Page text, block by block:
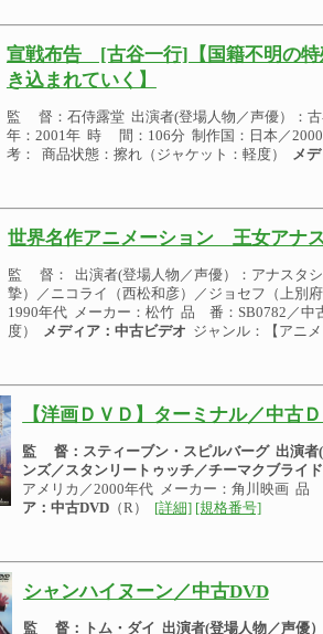
宣戦布告 [古谷一行]【国籍不明の特
き込まれていく】
監 督：石侍露堂 出演者(登場人物／声優）：
年：2001年 時 間：106分 制作国：日本／
考： 商品状態：擦れ（ジャケット：軽度）
メ
世界名作アニメーション 王女アナ
監 督： 出演者(登場人物／声優）：アナスタ
摯）／ニコライ（西松和彦）／ジョセフ（上
1990年代 メーカー：松竹 品 番：SB0782／中
度）
メディア：中古ビデオ ジャンル：【アニメ
【洋画ＤＶＤ】ターミナル／中古
監 督：スティーブン・スピルバーグ 出演者
ンズ／スタンリートゥッチ／チーマクブライ
アメリカ／2000年代 メーカー：角川映画
ア：中古DVD （R） [詳細] [規格番号]
シャンハイヌーン／中古DVD
監 督：トム・ダイ 出演者(登場人物／声優）